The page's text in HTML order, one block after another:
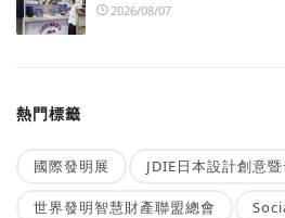
2026/08/07
熱門標籤
國際發明展 JDIE日本設計創意
世界發明智慧財產聯盟總會